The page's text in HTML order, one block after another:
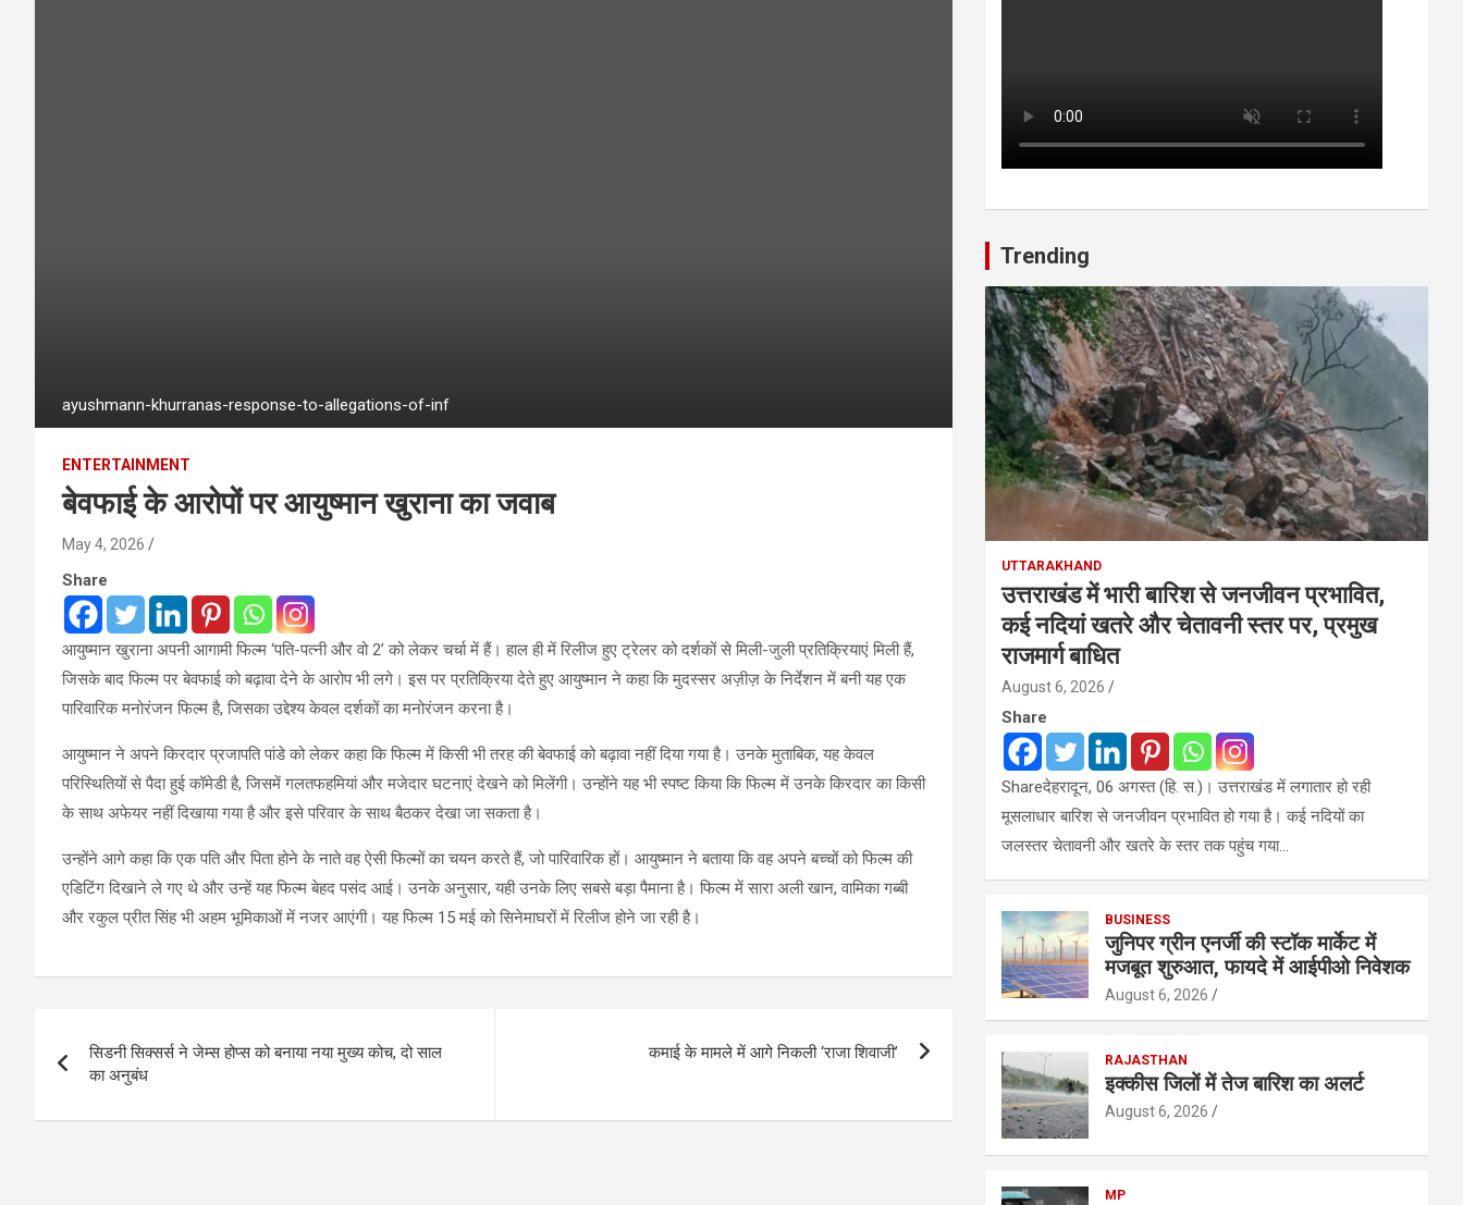
ayushmann-khurranas-response-to-allegations-of-inf
ENTERTAINMENT
बेवफाई के आरोपों पर आयुष्मान खुराना का जवाब
May 4, 2026
Share
आयुष्मान खुराना अपनी आगामी फिल्म ‘पति-पत्नी और वो 2’ को लेकर चर्चा में हैं। हाल ही में रिलीज हुए ट्रेलर को दर्शकों से मिली-जुली प्रतिक्रियाएं मिली हैं,
जिसके बाद फिल्म पर बेवफाई को बढ़ावा देने के आरोप भी लगे। इस पर प्रतिक्रिया देते हुए आयुष्मान ने कहा कि मुदस्सर अज़ीज़ के निर्देशन में बनी यह एक
पारिवारिक मनोरंजन फिल्म है, जिसका उद्देश्य केवल दर्शकों का मनोरंजन करना है।
आयुष्मान ने अपने किरदार प्रजापति पांडे को लेकर कहा कि फिल्म में किसी भी तरह की बेवफाई को बढ़ावा नहीं दिया गया है। उनके मुताबिक, यह केवल
परिस्थितियों से पैदा हुई कॉमेडी है, जिसमें गलतफहमियां और मजेदार घटनाएं देखने को मिलेंगी। उन्होंने यह भी स्पष्ट किया कि फिल्म में उनके किरदार का किसी
के साथ अफेयर नहीं दिखाया गया है और इसे परिवार के साथ बैठकर देखा जा सकता है।
उन्होंने आगे कहा कि एक पति और पिता होने के नाते वह ऐसी फिल्मों का चयन करते हैं, जो पारिवारिक हों। आयुष्मान ने बताया कि वह अपने बच्चों को फिल्म की
एडिटिंग दिखाने ले गए थे और उन्हें यह फिल्म बेहद पसंद आई। उनके अनुसार, यही उनके लिए सबसे बड़ा पैमाना है। फिल्म में सारा अली खान, वामिका गब्बी
और रकुल प्रीत सिंह भी अहम भूमिकाओं में नजर आएंगी। यह फिल्म 15 मई को सिनेमाघरों में रिलीज होने जा रही है।
navigation
सिडनी सिक्सर्स ने जेम्स होप्स को बनाया नया मुख्य कोच, दो साल
का अनुबंध
कमाई के मामले में आगे निकली ‘राजा शिवाजी’
Trending
UTTARAKHAND
उत्तराखंड में भारी बारिश से जनजीवन प्रभावित,
कई नदियां खतरे और चेतावनी स्तर पर, प्रमुख
राजमार्ग बाधित
August 6, 2026
Share
Shareदेहरादून, 06 अगस्त (हि. स.)। उत्तराखंड में लगातार हो रही
मूसलाधार बारिश से जनजीवन प्रभावित हो गया है। कई नदियों का
जलस्तर चेतावनी और खतरे के स्तर तक पहुंच गया…
BUSINESS
जुनिपर ग्रीन एनर्जी की स्टॉक मार्केट में
मजबूत शुरुआत, फायदे में आईपीओ निवेशक
August 6, 2026
RAJASTHAN
इक्कीस जिलों में तेज बारिश का अलर्ट
August 6, 2026
MP